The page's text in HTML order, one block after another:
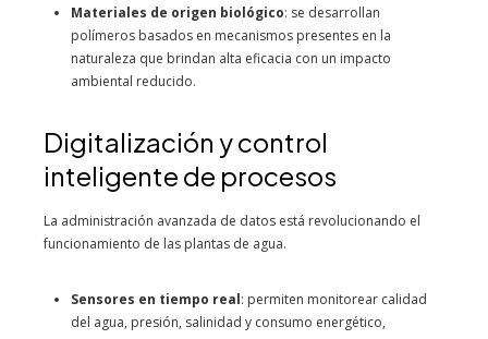
Materiales de origen biológico: se desarrollan
polímeros basados en mecanismos presentes en la
naturaleza que brindan alta eficacia con un impacto
ambiental reducido.
Digitalización y control
inteligente de procesos
La administración avanzada de datos está revolucionando el
funcionamiento de las plantas de agua.
Sensores en tiempo real: permiten monitorear calidad
del agua, presión, salinidad y consumo energético,